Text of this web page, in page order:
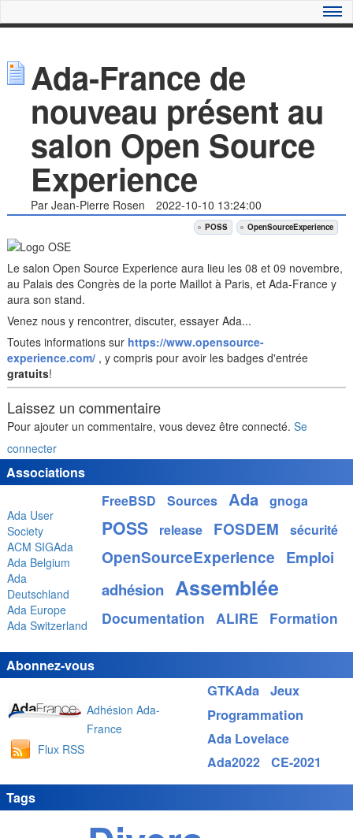
Ada-France de
nouveau présent au
salon Open Source
Experience
Par Jean-Pierre Rosen 2022-10-10 13:24:00
OpenSourceExperience
POSS
Le salon Open Source Experience aura lieu les 08 et 09 novembre,
au Palais des Congrès de la porte Maillot à Paris, et Ada-France y
aura son stand.
Venez nous y rencontrer, discuter, essayer Ada...
Toutes informations sur https://www.opensource-
experience.com/, y compris pour avoir les badges d'entrée
gratuits!
Laissez un commentaire
Pour ajouter un commentaire, vous devez être connecté. Se
connecter
Associations
Ada User
Society
ACM SIGAda
Ada Belgium
Ada
Deutschland
Ada Europe
Ada Switzerland
Abonnez-vous
Adhésion Ada-
France
Flux RSS
Tags
FreeBSD Sources Ada gnoga
POSS release FOSDEM sécurité
OpenSourceExperience Emploi
adhésion Assemblée
Documentation ALIRE Formation
GTKAda Jeux
Programmation
Ada Lovelace
Ada2022
CE-2021